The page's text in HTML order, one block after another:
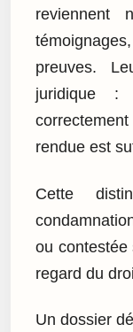
preuves.
juridique
rendue est
Cette
ou contestée
regard du
Un dossier